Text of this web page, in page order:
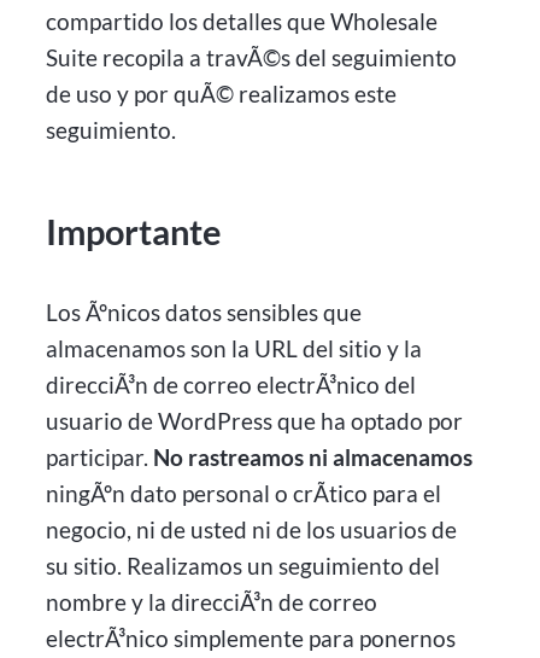
compartido los detalles que Wholesale
Suite recopila a travÃ©s del seguimiento
de uso y por quÃ© realizamos este
seguimiento.
Importante
Los Ãºnicos datos sensibles que
almacenamos son la URL del sitio y la
direcciÃ³n de correo electrÃ³nico del
usuario de WordPress que ha optado por
participar. No rastreamos ni almacenamos
ningÃºn dato personal o crÃ­tico para el
negocio, ni de usted ni de los usuarios de
su sitio. Realizamos un seguimiento del
nombre y la direcciÃ³n de correo
electrÃ³nico simplemente para ponernos